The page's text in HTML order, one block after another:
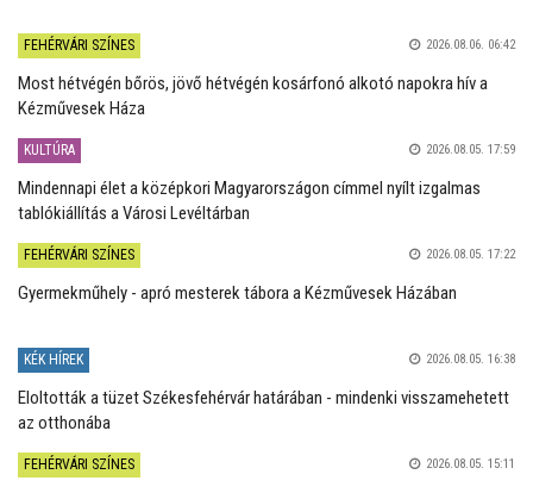
FEHÉRVÁRI SZÍNES 2026.08.06. 06:42
Most hétvégén bőrös, jövő hétvégén kosárfonó alkotó napokra hív a
Kézművesek Háza
KULTÚRA 2026.08.05. 17:59
Mindennapi élet a középkori Magyarországon címmel nyílt izgalmas
tablókiállítás a Városi Levéltárban
FEHÉRVÁRI SZÍNES 2026.08.05. 17:22
Gyermekműhely - apró mesterek tábora a Kézművesek Házában
KÉK HÍREK 2026.08.05. 16:38
Eloltották a tüzet Székesfehérvár határában - mindenki visszamehetett
az otthonába
FEHÉRVÁRI SZÍNES 2026.08.05. 15:11